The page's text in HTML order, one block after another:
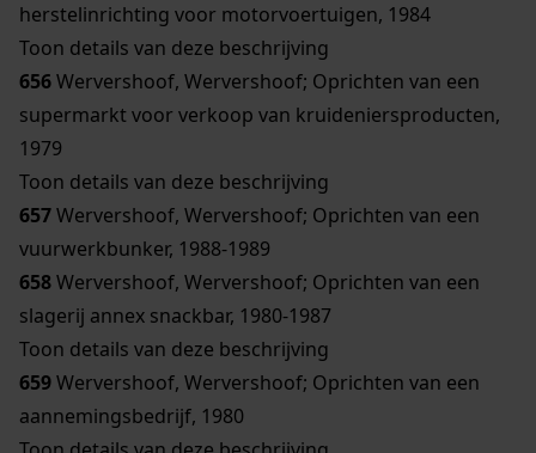
herstelinrichting voor motorvoertuigen, 1984
Toon details van deze beschrijving
656Wervershoof, Wervershoof; Oprichten van een
supermarkt voor verkoop van kruideniersproducten,
1979
Toon details van deze beschrijving
657Wervershoof, Wervershoof; Oprichten van een
vuurwerkbunker, 1988-1989
658Wervershoof, Wervershoof; Oprichten van een
slagerij annex snackbar, 1980-1987
Toon details van deze beschrijving
659Wervershoof, Wervershoof; Oprichten van een
aannemingsbedrijf, 1980